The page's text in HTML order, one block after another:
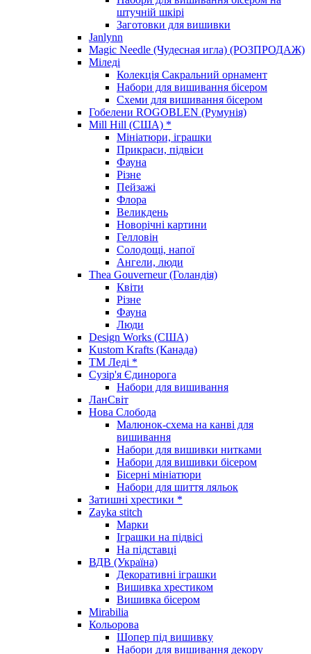
штучній шкірі
Заготовки для вишивки
Janlynn
Magic Needle (Чудесная игла) (РОЗПРОДАЖ)
Міледі
Колекція Сакральний орнамент
Набори для вишивання бісером
Схеми для вишивання бісером
Гобелени ROGOBLEN (Румунія)
Mill Hill (США) *
Мініатюри, іграшки
Прикраси, підвіси
Фауна
Різне
Пейзажі
Флора
Великдень
Новорічні картини
Гелловін
Солодощі, напої
Ангели, люди
Thea Gouverneur (Голандія)
Квіти
Різне
Фауна
Люди
Design Works (США)
Kustom Krafts (Канада)
ТМ Леді *
Сузір'я Єдинорога
Набори для вишивання
ЛанСвіт
Нова Слобода
Малюнок-схема на канві для
вишивання
Набори для вишивки нитками
Набори для вишивки бісером
Бісерні мініатюри
Набори для шиття ляльок
Затишні хрестики *
Zayka stitch
Марки
Іграшки на підвісі
На підставці
ВДВ (Україна)
Декоративні іграшки
Вишивка хрестиком
Вишивка бісером
Mirabilia
Кольорова
Шопер під вишивку
Набори для вишивання декору